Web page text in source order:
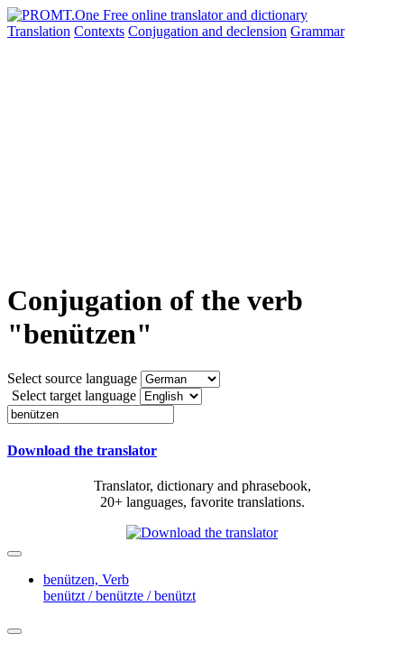
Translation Contexts Conjugation and declension Grammar
Conjugation of the verb
"benützen"
Select source language
Select target language
Download the translator
Translator, dictionary and phrasebook,
20+ languages, favorite translations.
benützen, Verb
benützt / benützte / benützt